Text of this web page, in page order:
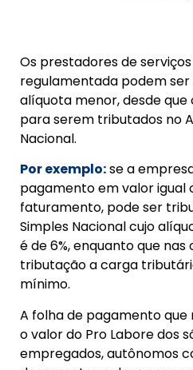
Os prestadores de
regulamentada podem ser
alíquota menor, desde
para serem tributados no
Nacional.
Por exemplo:se a
pagamento em valor igual
faturamento, pode ser
Simples Nacional cujo
é de 6%, enquanto que
tributação a carga
mínimo.
A folha de pagamento
o valor do Pro Laboredos
empregados, autônomos